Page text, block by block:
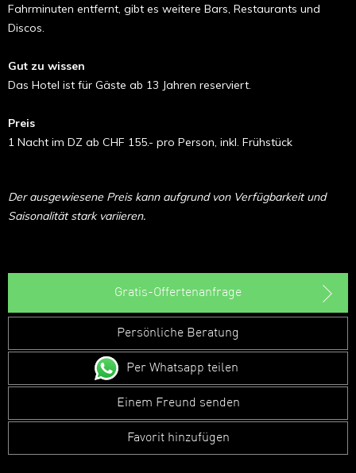
Fahrminuten entfernt, gibt es weitere Bars, Restaurants und
Discos.
Gut zu wissen
Das Hotel ist für Gäste ab 13 Jahren reserviert.
Preis
1 Nacht im DZ ab CHF 155.- pro Person, inkl. Frühstück
Der ausgewiesene Preis kann aufgrund von Verfügbarkeit und
Saisonalität stark variieren.
Gratis-Offertenanfrage
Persönliche Beratung
Per Whatsapp teilen
Einem Freund senden
Favorit hinzufügen